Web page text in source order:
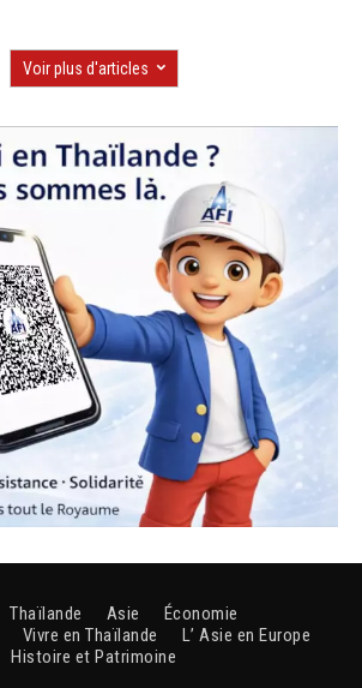
Voir plus d'articles
Thaïlande Asie
Économie
Vivre en Thaïlande
L’ Asie en Europe
Histoire et Patrimoine